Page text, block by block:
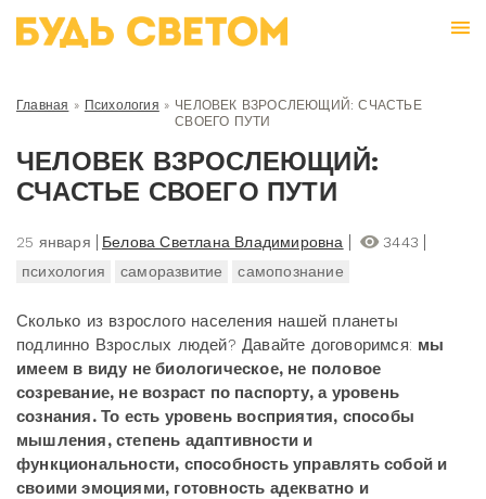
Главная » Психология » ЧЕЛОВЕК ВЗРОСЛЕЮЩИЙ: СЧАСТЬЕ
СВОЕГО ПУТИ
ЧЕЛОВЕК ВЗРОСЛЕЮЩИЙ:
СЧАСТЬЕ СВОЕГО ПУТИ
25 января Белова Светлана Владимировна
3443
психология
саморазвитие самопознание
Сколько из взрослого населения нашей планеты
подлинно Взрослых людей? Давайте договоримся: мы
имеем в виду не биологическое, не половое
созревание, не возраст по паспорту, а уровень
сознания. То есть уровень восприятия, способы
мышления, степень адаптивности и
функциональности, способность управлять собой и
своими эмоциями, готовность адекватно и